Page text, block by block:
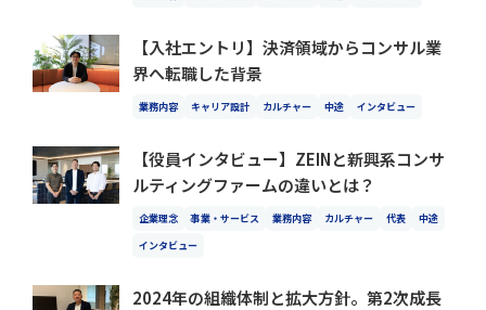
【入社エントリ】決済領域からコンサル業
界へ転職した背景
業務内容 キャリア設計 カルチャー 中途 インタビュー
【役員インタビュー】ZEINと新興系コンサ
ルティングファームの違いとは？
企業理念 事業・サービス 業務内容 カルチャー 代表
中途
インタビュー
2024年の組織体制と拡大方針。第2次成長